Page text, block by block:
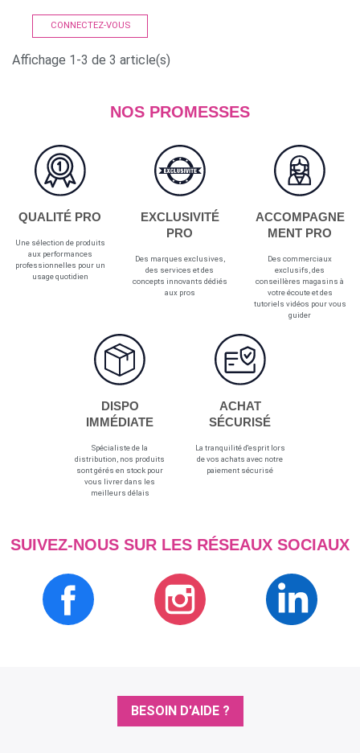
CONNECTEZ-VOUS
Affichage 1-3 de 3 article(s)
NOS PROMESSES
QUALITÉ PRO
Une sélection de produits
aux performances
professionnelles pour un
usage quotidien
EXCLUSIVITÉ
PRO
Des marques exclusives,
des services et des
concepts innovants dédiés
aux pros
ACCOMPAGNE
MENT PRO
Des commerciaux
exclusifs, des
conseillères magasins à
votre écoute et des
tutoriels vidéos pour vous
guider
DISPO
IMMÉDIATE
Spécialiste de la
distribution, nos produits
sont gérés en stock pour
vous livrer dans les
meilleurs délais
ACHAT
SÉCURISÉ
La tranquilité d'esprit lors
de vos achats avec notre
paiement sécurisé
SUIVEZ-NOUS SUR LES RÉSEAUX SOCIAUX
BESOIN D'AIDE ?